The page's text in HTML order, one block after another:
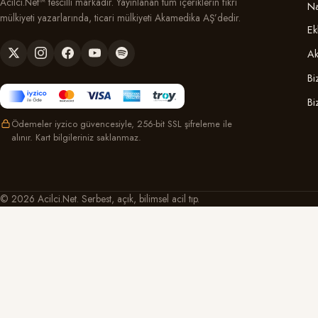
mülkiyeti yazarlarında, ticari mülkiyeti Akamedika AŞ’dedir.
Ödemeler iyzico güvencesiyle, 256-bit SSL şifreleme ile
alınır. Kart bilgileriniz saklanmaz.
© 2026 Acilci.Net. Serbest, açık, bilimsel acil tıp.